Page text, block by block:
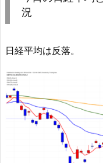
況
日経平均は反落。